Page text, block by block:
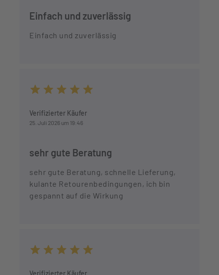
Einfach und zuverlässig
Einfach und zuverlässig
Verifizierter Käufer
25. Juli 2026 um 19:46
sehr gute Beratung
sehr gute Beratung, schnelle Lieferung,
kulante Retourenbedingungen, ich bin
gespannt auf die Wirkung
Verifizierter Käufer